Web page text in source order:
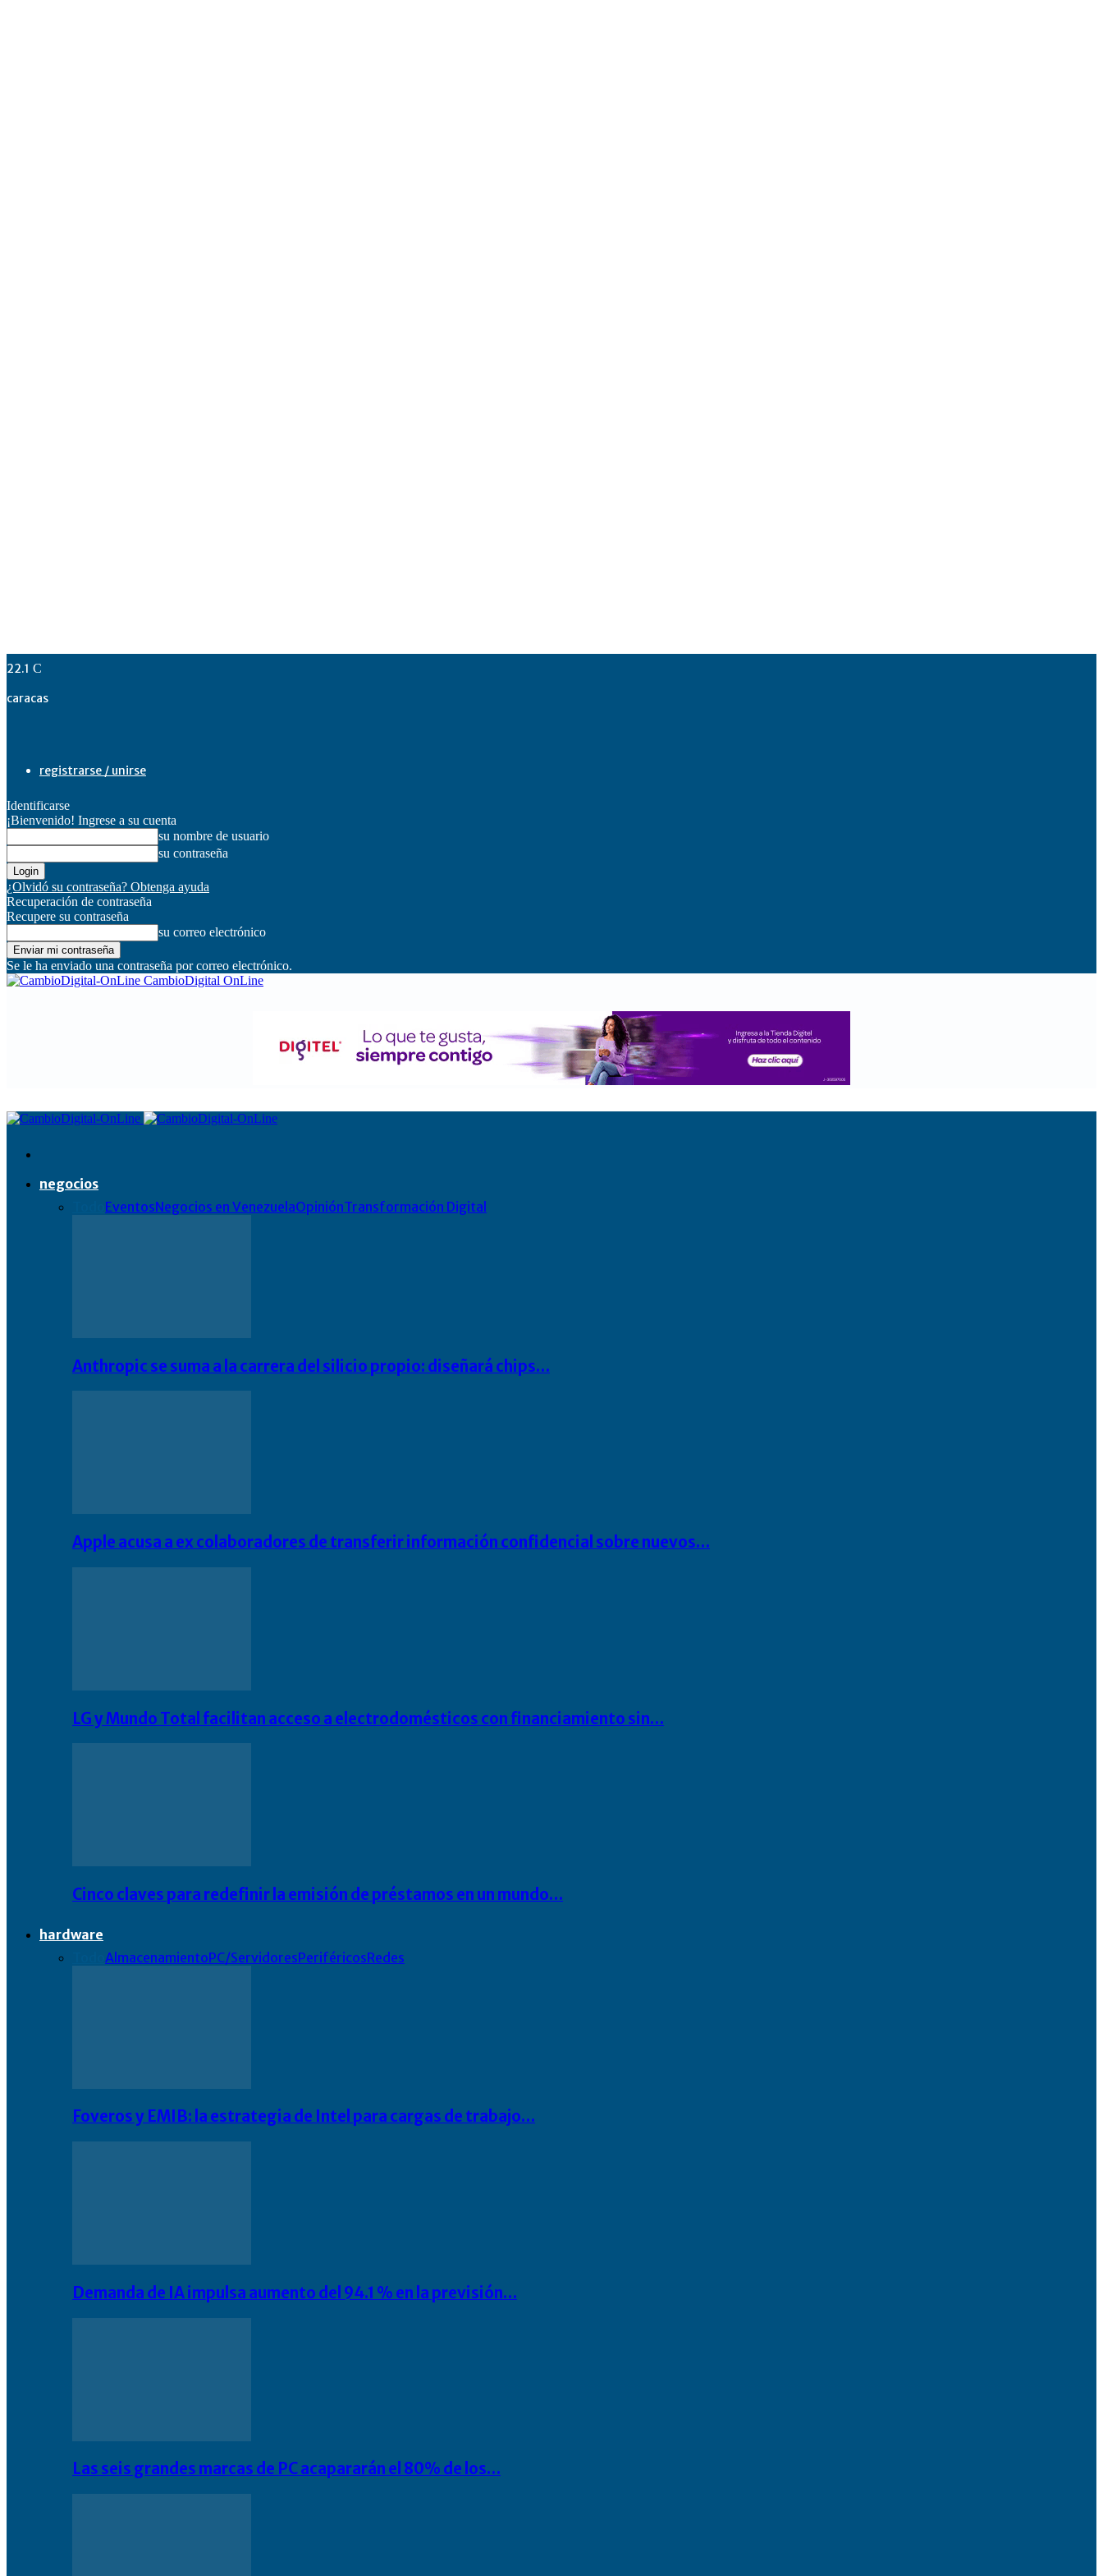
22.1 C
caracas
registrarse / unirse
Identificarse
¡Bienvenido! Ingrese a su cuenta
su nombre de usuario
su contraseña
¿Olvidó su contraseña? Obtenga ayuda
Recuperación de contraseña
Recupere su contraseña
su correo electrónico
Se le ha enviado una contraseña por correo electrónico.
CambioDigital OnLine
negocios
EventosNegocios en VenezuelaOpiniónTransformación Digital
Anthropic se suma a la carrera del silicio propio: diseñará chips…
Apple acusa a ex colaboradores de transferir información confidencial sobre nuevos…
LG y Mundo Total facilitan acceso a electrodomésticos con financiamiento sin…
Cinco claves para redefinir la emisión de préstamos en un mundo…
hardware
AlmacenamientoPC/ServidoresPeriféricosRedes
Foveros y EMIB: la estrategia de Intel para cargas de trabajo…
Demanda de IA impulsa aumento del 94.1 % en la previsión…
Las seis grandes marcas de PC acapararán el 80% de los…